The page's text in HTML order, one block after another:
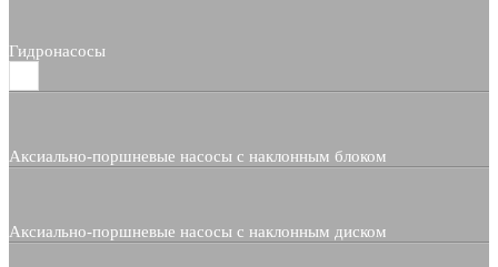
Гидронасосы
Аксиально-поршневые насосы с наклонным блоком
Аксиально-поршневые насосы с наклонным диском